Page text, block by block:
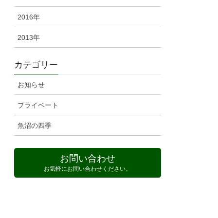
2016年
2013年
カテゴリー
お知らせ
プライベート
魚沼の四季
お問い合わせ
お気軽にお問い合わせください。